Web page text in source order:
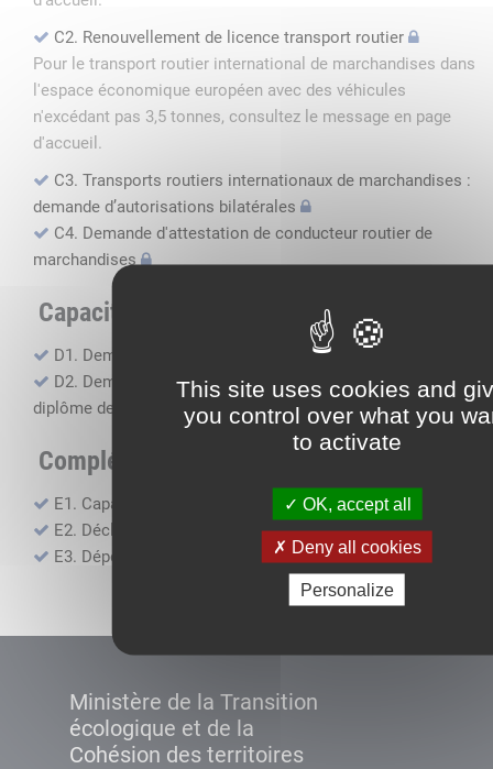
This site uses cookies and
you control over what you
to activate
OK, accept all
Deny all cookies
Personalize
C2. Renouvellement de licence transport routier
Pour le transport routier international de marchandises dans
l'espace économique européen avec des véhicules
n'excédant pas 3,5 tonnes, consultez le message en page
d'accueil.
C3. Transports routiers internationaux de marchandises :
demande d’autorisations bilatérales
C4. Demande d'attestation de conducteur routier de
marchandises
Capacité professionnelle
D1. Demande d’attestation de capacité professionnelle
D2. Demande de certificat attestant l'obtention du
diplôme de capacité professionnelle
Compléments, suivi financier
E1. Capacité financière
E2. Déclaration de sous-traitance
E3. Dépôt des comptes annuels
Ministère de la Transition
écologique et de la
Cohésion des territoires